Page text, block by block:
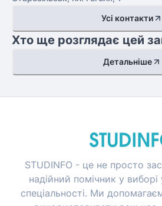
Усі контакти
Хто ще розглядає цей
Детальніше
STUDINFO - це не просто
надійний помічник у виборі
спеціальності. Ми